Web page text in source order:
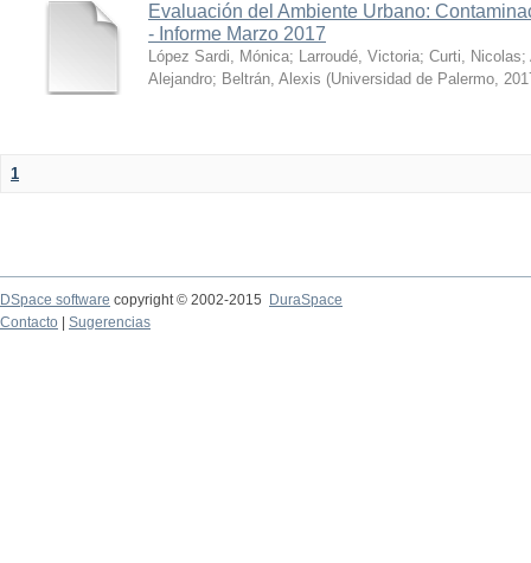
Evaluación del Ambiente Urbano:
- Informe Marzo 2017
López Sardi, Mónica; Larroudé, Victoria; Curti, Nicolas;
Alejandro; Beltrán, Alexis (Universidad de Palermo,
1
DSpace software copyright © 2002-2015
DuraSpace
Contacto
Sugerencias